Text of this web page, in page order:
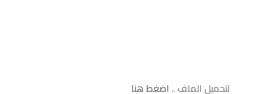
لتحميل الملف .. اضغط هنا